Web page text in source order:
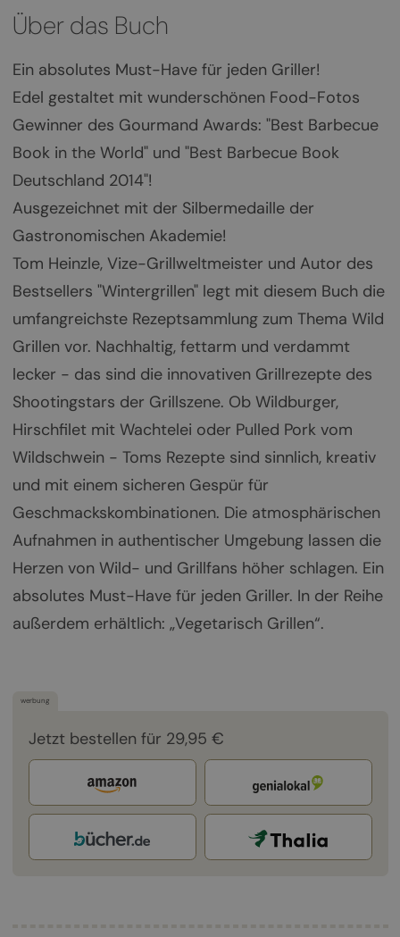
Über das Buch
Ein absolutes Must-Have für jeden Griller!
Edel gestaltet mit wunderschönen Food-Fotos
Gewinner des Gourmand Awards: "Best Barbecue
Book in the World" und "Best Barbecue Book
Deutschland 2014"!
Ausgezeichnet mit der Silbermedaille der
Gastronomischen Akademie!
Tom Heinzle, Vize-Grillweltmeister und Autor des
Bestsellers "Wintergrillen" legt mit diesem Buch die
umfangreichste Rezeptsammlung zum Thema Wild
Grillen vor. Nachhaltig, fettarm und verdammt
lecker - das sind die innovativen Grillrezepte des
Shootingstars der Grillszene. Ob Wildburger,
Hirschfilet mit Wachtelei oder Pulled Pork vom
Wildschwein - Toms Rezepte sind sinnlich, kreativ
und mit einem sicheren Gespür für
Geschmackskombinationen. Die atmosphärischen
Aufnahmen in authentischer Umgebung lassen die
Herzen von Wild- und Grillfans höher schlagen. Ein
absolutes Must-Have für jeden Griller. In der Reihe
außerdem erhältlich: „Vegetarisch Grillen“.
werbung
Jetzt bestellen für 29,95 €